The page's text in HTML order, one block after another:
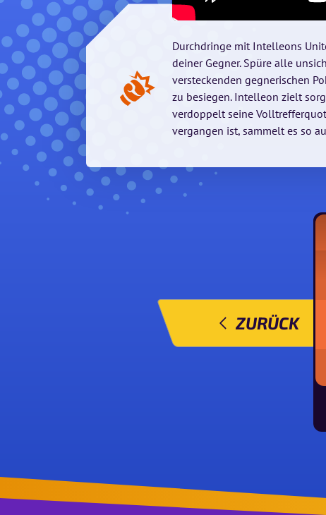
Durchdringe mit Intelleons
deiner Gegner. Spüre alle
versteckenden gegnerischen
zu besiegen. Intelleon zielt
verdoppelt seine
vergangen ist, sammelt es so
ZURÜCK